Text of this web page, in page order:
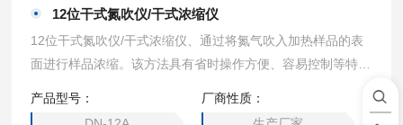
12位干式氮吹仪/干式浓缩仪
12位干式氮吹仪/干式浓缩仪、通过将氮气吹入加热样品的表
面进行样品浓缩。该方法具有省时操作方便、容易控制等特
代替传统的液相萃取和层析技术，使样品得到迅速分离、净
产品型号：
厂商性质：